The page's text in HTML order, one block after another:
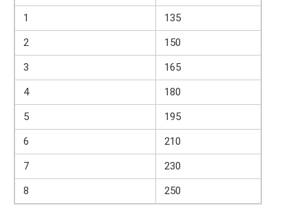
1
135
2
150
3
165
4
180
5
195
6
210
7
230
8
250